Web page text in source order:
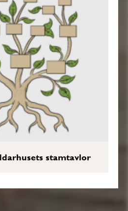
stamtavlor